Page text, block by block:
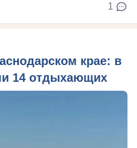
1
крае: в
14 отдыхающих